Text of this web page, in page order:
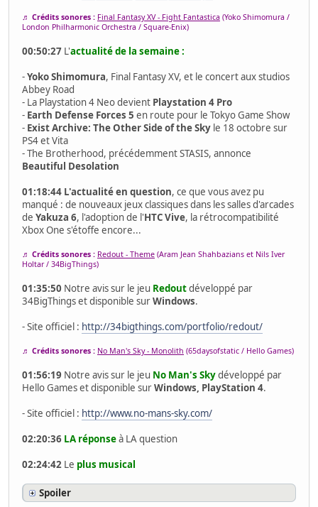
♬ Crédits sonores : Final Fantasy XV - Fight Fantastica (Yoko Shimomura /
London Philharmonic Orchestra / Square-Enix)
00:50:27 L'actualité de la semaine :
-Yoko Shimomura, Final Fantasy XV, et le concert aux studios
Abbey Road
- La Playstation 4 Neo devient Playstation 4 Pro
- Earth Defense Forces 5 en route pour le Tokyo Game Show
- Exist Archive: The Other Side of the Sky le 18 octobre sur
PS4 et Vita
- The Brotherhood, précédemment STASIS, annonce
Beautiful Desolation
01:18:44 L'actualité en question, ce que vous avez pu
manqué : de nouveaux jeux classiques dans les salles d'arcades
de Yakuza 6, l'adoption de l'HTC Vive, la rétrocompatibilité
Xbox One s'étoffe encore...
♬ Crédits sonores : Redout - Theme (Aram Jean Shahbazians et Nils Iver
Holtar / 34BigThings)
01:35:50 Notre avis sur le jeu Redoutdéveloppé par
34BigThings et disponible surWindows.
- Site officiel : http://34bigthings.com/portfolio/redout/
♬ Crédits sonores : No Man's Sky - Monolith (65daysofstatic / Hello Games)
01:56:19 Notre avis sur le jeu No Man's Skydéveloppé par
Hello Games et disponible surWindows, PlayStation 4.
- Site officiel : http://www.no-mans-sky.com/
02:20:36 LA réponseà LA question
02:24:42 Le plus musical
Spoiler